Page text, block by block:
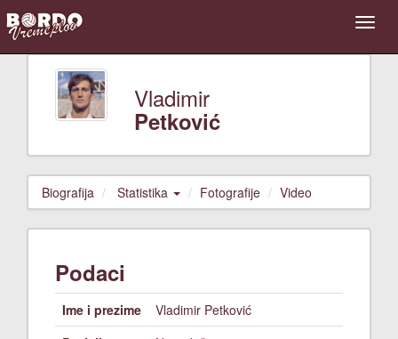
Vladimir
Petković
Biografija Statistika Fotografije Video
Podaci
Ime i prezime
Vladimir Petković